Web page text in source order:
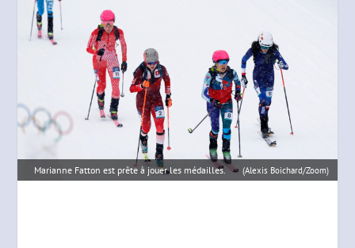
Marianne Fatton est prête à jouer les médailles. (Alexis Boichard/Zoom)